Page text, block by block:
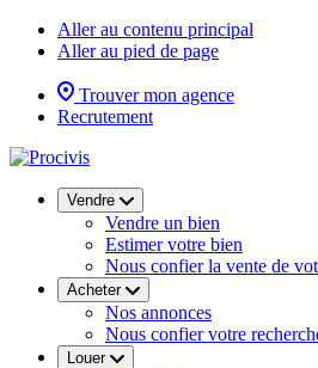
Aller au contenu principal
Aller au pied de page
Trouver mon agence
Recrutement
Vendre
Vendre un bien
Estimer votre bien
Nous confier la vente de
Acheter
Nos annonces
Nous confier votre
Louer